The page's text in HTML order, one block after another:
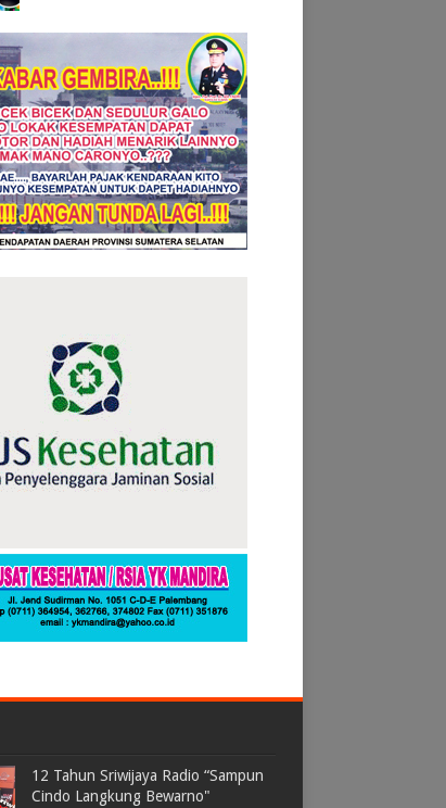
12 Tahun Sriwijaya Radio “Sampun
Cindo Langkung Bewarno"